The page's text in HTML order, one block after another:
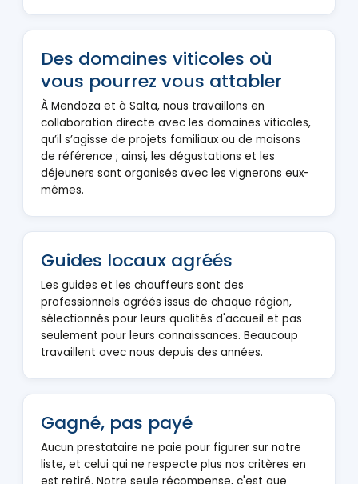
Des domaines viticoles où
vous pourrez vous attabler
À Mendoza et à Salta, nous travaillons en
collaboration directe avec les domaines viticoles,
qu’il s’agisse de projets familiaux ou de maisons
de référence ; ainsi, les dégustations et les
déjeuners sont organisés avec les vignerons eux-
mêmes.
Guides locaux agréés
Les guides et les chauffeurs sont des
professionnels agréés issus de chaque région,
sélectionnés pour leurs qualités d'accueil et pas
seulement pour leurs connaissances. Beaucoup
travaillent avec nous depuis des années.
Gagné, pas payé
Aucun prestataire ne paie pour figurer sur notre
liste, et celui qui ne respecte plus nos critères en